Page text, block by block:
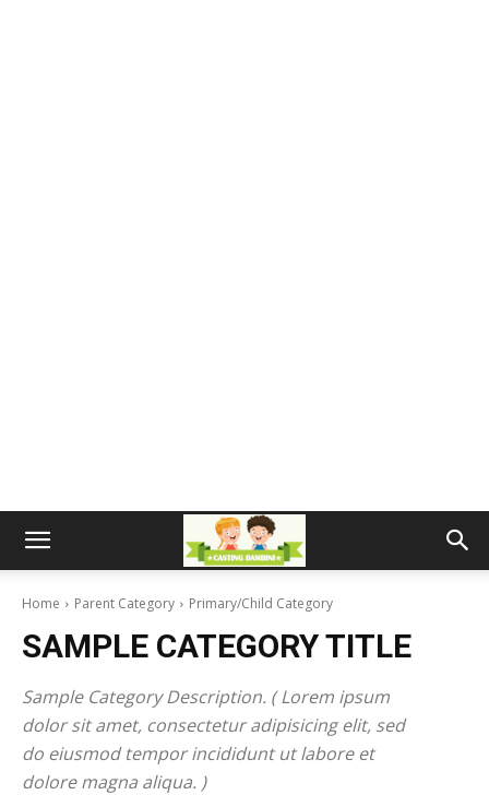
Home Parent Category Primary/Child Category
SAMPLE CATEGORY TITLE
Sample Category Description. ( Lorem ipsum
dolor sit amet, consectetur adipisicing elit, sed
do eiusmod tempor incididunt ut labore et
dolore magna aliqua. )